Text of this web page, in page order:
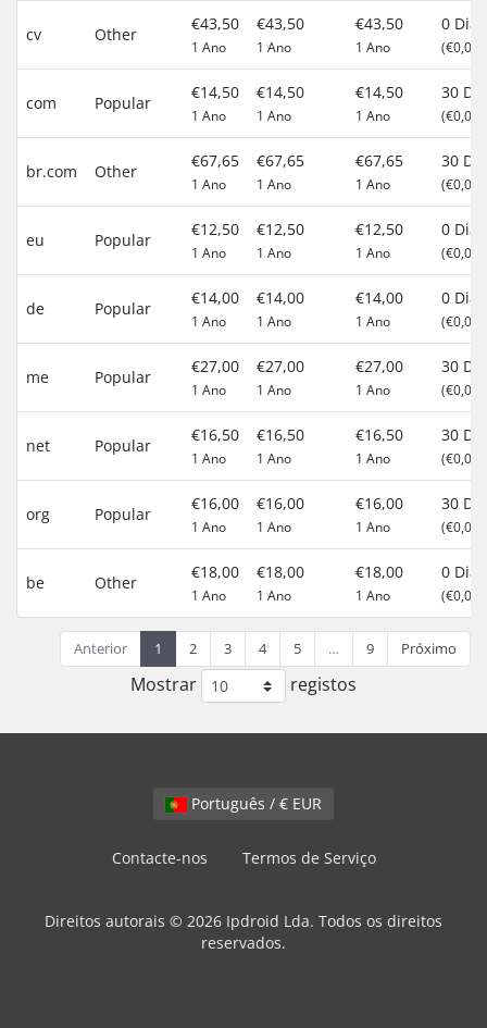
cv Other
€43,50
1 Ano
€43,50
1 Ano
€43,50
1 Ano
0 Dias
(€0,00)
com Popular
€14,50
1 Ano
€14,50
1 Ano
€14,50
1 Ano
30
(€0,00)
br.com Other
€67,65
1 Ano
€67,65
1 Ano
€67,65
1 Ano
30
(€0,00)
eu Popular
€12,50
1 Ano
€12,50
1 Ano
€12,50
1 Ano
0 Dias
(€0,00)
de Popular
€14,00
1 Ano
€14,00
1 Ano
€14,00
1 Ano
0 Dias
(€0,00)
me Popular
€27,00
1 Ano
€27,00
1 Ano
€27,00
1 Ano
30
(€0,00)
net Popular
€16,50
1 Ano
€16,50
1 Ano
€16,50
1 Ano
30
(€0,00)
org Popular
€16,00
1 Ano
€16,00
1 Ano
€16,00
1 Ano
30
(€0,00)
be Other
€18,00
1 Ano
€18,00
1 Ano
€18,00
1 Ano
0 Dias
(€0,00)
Anterior 1 2 3 4 5 … 9 Próximo
Mostrar registos
Português / € EUR
Contacte-nos Termos de Serviço
Direitos autorais © 2026 Ipdroid Lda. Todos os direitos
reservados.